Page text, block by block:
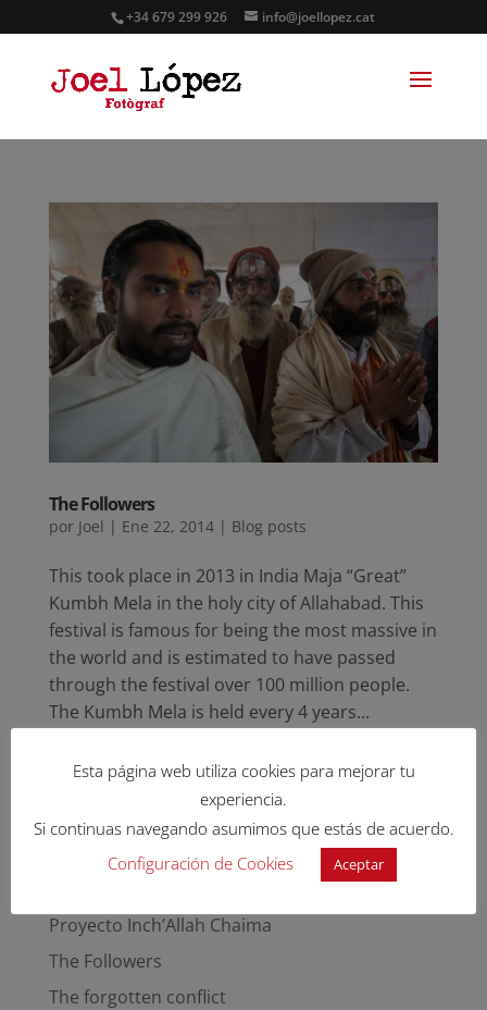
+34 679 299 926 info@joellopez.cat
The Followers
por Joel | Ene 22, 2014| Blog posts
This took place in 2013 in India Maja “Great”
Kumbh Mela in the holy city of Allahabad. This
festival is famous for being the most massive in
the world and is estimated to have passed
through the festival over 100 million people.
The Kumbh Mela is held every 4 years...
Entradas recientes
Proyecto Inch’Allah Chaima
The Followers
The forgotten conflict
Esta página web utiliza cookies para mejorar tu
experiencia.
Si continuas navegando asumimos que estás de acuerdo.
Configuración de Cookies
Aceptar